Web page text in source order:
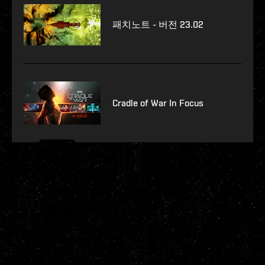
패치노트 - 버전 23.02
Cradle of War In Focus